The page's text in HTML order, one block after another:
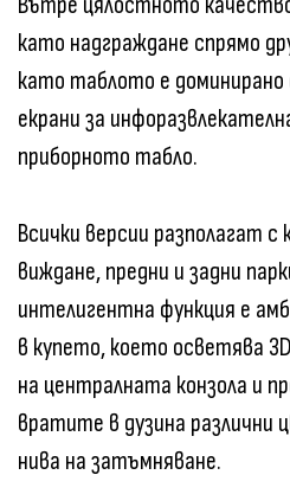
като надграждане спрямо
като таблото е
екрани за
приборното табло.
Всички версии разполагат
виждане, предни и задни
интелигентна функция е
в купето, което осветява
на централната конзола и
вратите в дузина различни
нива на затъмняване.